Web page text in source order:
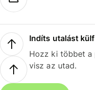
Indíts utalást
Hozz ki többet a
visz az utad.